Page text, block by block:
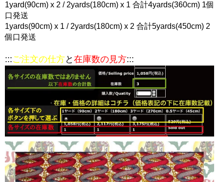
1yard(90cm) x 2 / 2yards(180cm) x 1 合計4yards(360cm) 1個
口発送
1yards(90cm) x 1 / 2yards(180cm) x 2 合計5yards(450cm) 2
個口発送
:::ご注文の仕方と 在庫数の見方:::